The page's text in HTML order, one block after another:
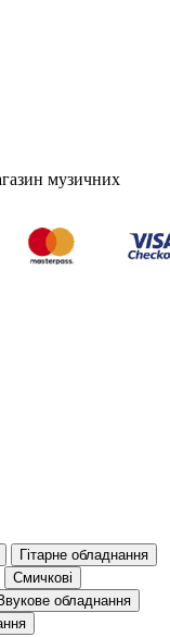
музичних
Гітарне обладнання
Смичкові
обладнання